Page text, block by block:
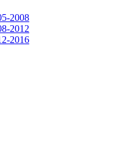
2008
2012
2016